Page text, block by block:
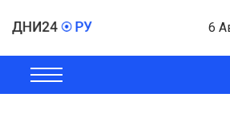
6
ОБЩЕСТВО